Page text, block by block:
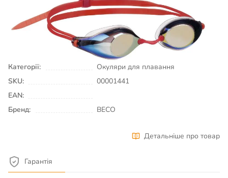
1 483₴
Не доступно
Категорії:
Окуляри для плавання
SKU:
00001441
EAN:
Бренд:
BECO
Детальніше про товар
Гарантія